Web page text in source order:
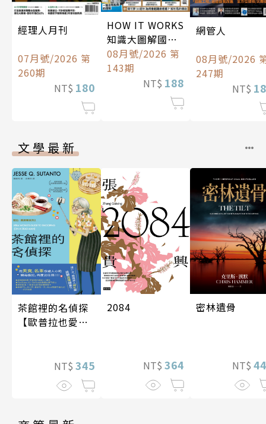
經理人月刊
07月號/2026 第
260期
NT$ 180
HOW IT WORKS
知識大圖解國際
中文版
08月號/2026 第
143期
NT$ 188
網管人
08月號/2026
247期
NT$
文學最新
茶館裡的名偵探
【歐普拉也愛！
《茶館裡的嫌疑
人》續作】
NT$ 345
2084
NT$ 364
密林遺骨
NT$